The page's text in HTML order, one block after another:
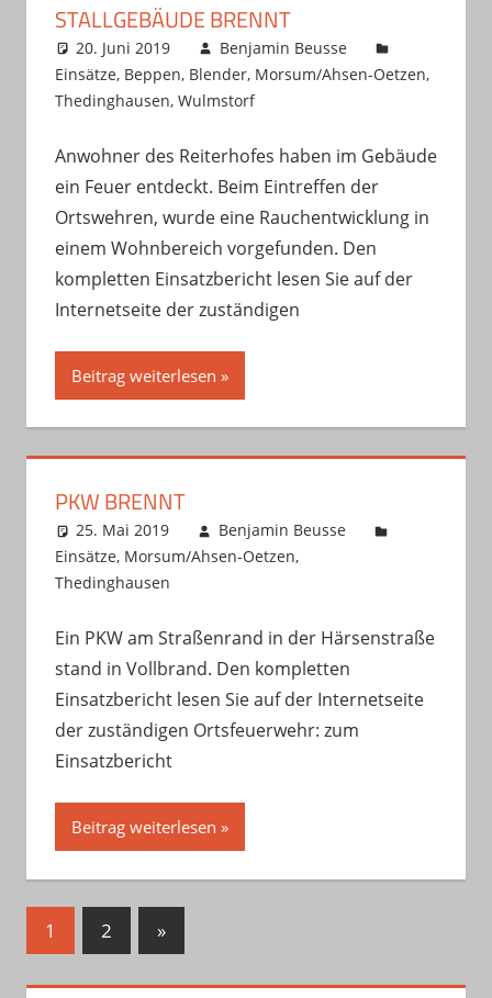
STALLGEBÄUDE BRENNT
20. Juni 2019
Benjamin Beusse
Einsätze, Beppen, Blender, Morsum/Ahsen-Oetzen,
Thedinghausen, Wulmstorf
Anwohner des Reiterhofes haben im Gebäude
ein Feuer entdeckt. Beim Eintreffen der
Ortswehren, wurde eine Rauchentwicklung in
einem Wohnbereich vorgefunden. Den
kompletten Einsatzbericht lesen Sie auf der
Internetseite der zuständigen
Beitrag weiterlesen
PKW BRENNT
25. Mai 2019
Benjamin Beusse
Einsätze, Morsum/Ahsen-Oetzen,
Thedinghausen
Ein PKW am Straßenrand in der Härsenstraße
stand in Vollbrand. Den kompletten
Einsatzbericht lesen Sie auf der Internetseite
der zuständigen Ortsfeuerwehr: zum
Einsatzbericht
Beitrag weiterlesen
Seitennummerierung
1 2
Nächste
Beiträge
»